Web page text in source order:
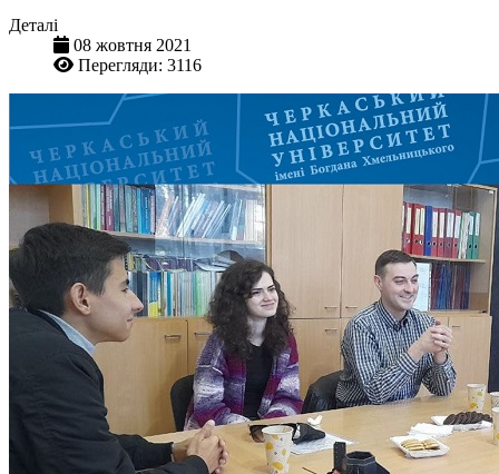
Деталі
08 жовтня 2021
Перегляди: 3116